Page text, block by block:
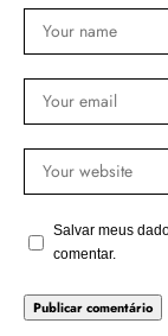
Salvar meus
comentar.